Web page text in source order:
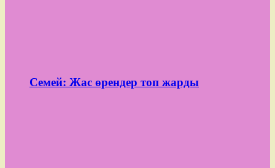
Семей: Жас өрендер топ жарды